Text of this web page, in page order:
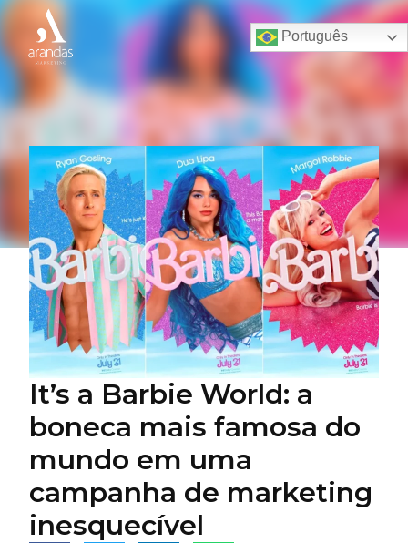
Português
It’s a Barbie World: a
boneca mais famosa do
mundo em uma
campanha de marketing
inesquecível